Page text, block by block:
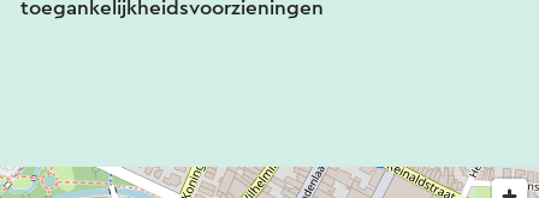
toegankelijkheidsvoorzieningen